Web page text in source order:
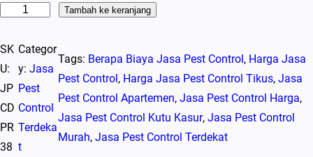
a
n
t
i
t
a
Tambah ke keranjang
SK
U:
JP
CD
PR
38
Categor
y: Jasa
Pest
Control
Terdeka
t
Tags: Berapa Biaya Jasa Pest Control , Harga Jasa
Pest Control , Harga Jasa Pest Control Tikus, Jasa
Pest Control Apartemen, Jasa Pest Control Harga,
Jasa Pest Control Kutu Kasur, Jasa Pest Control
Murah, Jasa Pest Control Terdekat